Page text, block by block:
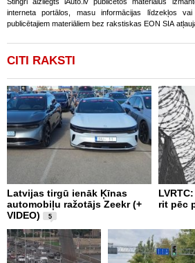
interneta portālos, masu informācijas līdzekļos
publicētajiem materiāliem bez rakstiskas EON SIA
CITI RAKSTI
Latvijas tirgū ienāk Ķīnas
automobiļu ražotājs Zeekr (+
VIDEO)
5
rit pēc